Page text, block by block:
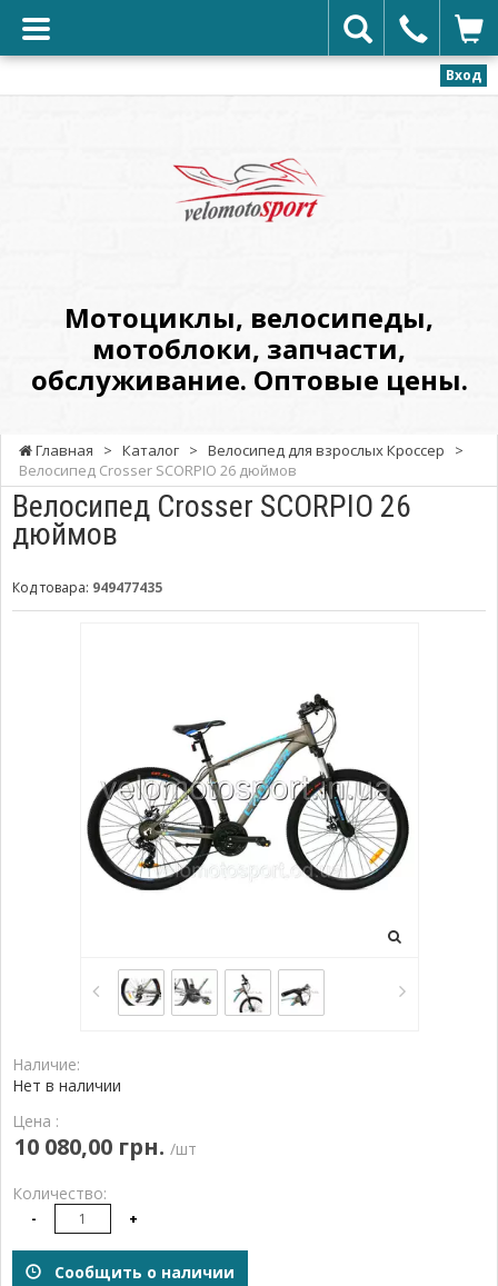
Вход
ОптовыеМотоциклы, велосипеды,
мотоблоки, запчасти,
обслуживание. Оптовые цены.
Главная > Каталог > Велосипед для взрослых Кроссер
>
Велосипед Crosser SCORPIO 26 дюймов
Велосипед Crosser SCORPIO 26
дюймов
Код товара: 949477435
Наличие:
Нет в наличии
Цена :
10 080,00 грн. /шт
Количество:
- +
Сообщить о наличии